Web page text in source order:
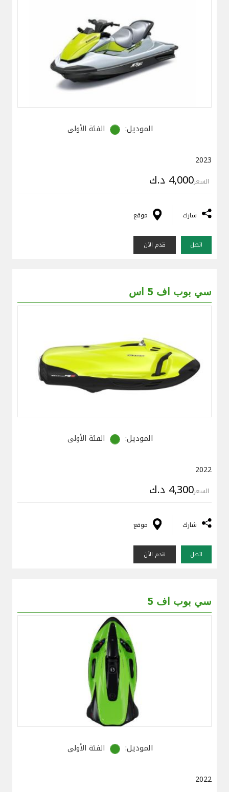
الموديل: الفئة الأولى
2023
السعر4,000 د.ك
شارك موقع
اتصل قدم الآن
سي بوب اف 5 اس
الموديل: الفئة الأولى
2022
السعر4,300 د.ك
شارك موقع
اتصل قدم الآن
سي بوب اف 5
الموديل: الفئة الأولى
2022